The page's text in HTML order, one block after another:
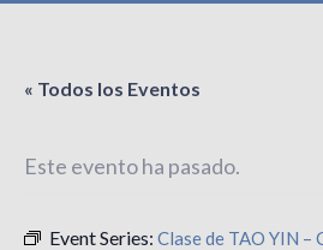
« Todos los Eventos
Este evento ha pasado.
Event Series: Clase de TAO YIN –